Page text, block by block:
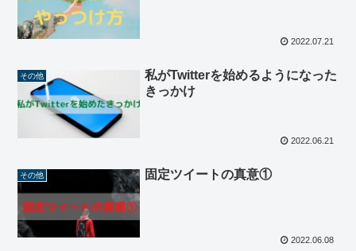
2022.07.21
その他
私がTwitterを始めるようになった
きっかけ
2022.06.21
その他 固定ツイートの真意①
2022.06.08